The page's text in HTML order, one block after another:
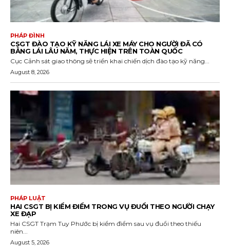
PHÁP ĐÌNH
CSGT ĐÀO TẠO KỸ NĂNG LÁI XE MÁY CHO NGƯỜI ĐÃ CÓ
BẰNG LÁI LÂU NĂM, THỰC HIỆN TRÊN TOÀN QUỐC
Cục Cảnh sát giao thông sẽ triển khai chiến dịch đào tạo kỹ năng...
August 8, 2026
PHÁP LUẬT
HAI CSGT BỊ KIỂM ĐIỂM TRONG VỤ ĐUỔI THEO NGƯỜI CHẠY
XE ĐẠP
Hai CSGT Trạm Tuy Phước bị kiểm điểm sau vụ đuổi theo thiếu
niên...
August 5, 2026